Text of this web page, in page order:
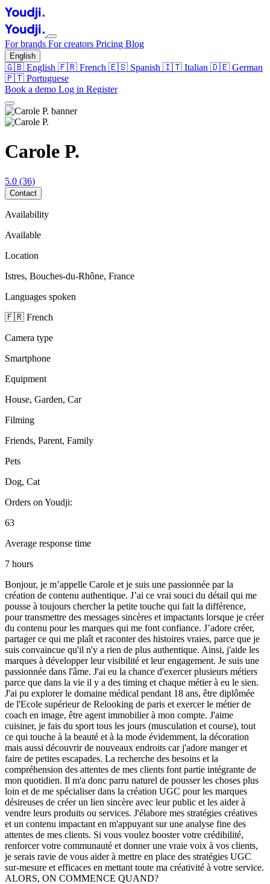
For brands For creators Pricing Blog
English
🇬🇧 English 🇫🇷 French 🇪🇸 Spanish 🇮🇹 Italian 🇩🇪 German
🇵🇹 Portuguese
Book a demo Log in Register
Carole P.
5.0 (36)
Contact
Availability
Available
Location
Istres, Bouches-du-Rhône, France
Languages spoken
🇫🇷 French
Camera type
Smartphone
Equipment
House, Garden, Car
Filming
Friends, Parent, Family
Pets
Dog, Cat
Orders on Youdji:
63
Average response time
7 hours
Bonjour, je m’appelle Carole et je suis une passionnée par la
création de contenu authentique. J’ai ce vrai souci du détail qui me
pousse à toujours chercher la petite touche qui fait la différence,
pour transmettre des messages sincères et impactants lorsque je créer
du contenu pour les marques qui me font confiance. J’adore créer,
partager ce qui me plaît et raconter des histoires vraies, parce que je
suis convaincue qu'il n'y a rien de plus authentique. Ainsi, j'aide les
marques à développer leur visibilité et leur engagement. Je suis une
passionnée dans l'âme. J'ai eu la chance d'exercer plusieurs métiers
parce que dans la vie il y a des timing et chaque métier à eu le sien.
J'ai pu explorer le domaine médical pendant 18 ans, être diplômée
de l'Ecole supérieur de Relooking de paris et exercer le métier de
coach en image, être agent immobilier à mon compte. J'aime
cuisiner, je fais du sport tous les jours (musculation et course), tout
ce qui touche à la beauté et à la mode évidemment, la décoration
mais aussi découvrir de nouveaux endroits car j'adore manger et
faire de petites escapades. La recherche des besoins et la
compréhension des attentes de mes clients font partie intégrante de
mon quotidien. Il m'a donc parru naturel de pousser les choses plus
loin et de me spécialiser dans la création UGC pour les marques
désireuses de créer un lien sincère avec leur public et les aider à
vendre leurs produits ou services. J'élabore mes stratégies créatives
et un contenu impactant en m'appuyant sur une analyse fine des
attentes de mes clients. Si vous voulez booster votre crédibilité,
renforcer votre communauté et donner une vraie voix à vos clients,
je serais ravie de vous aider à mettre en place des stratégies UGC
sur-mesure et efficaces en mettant toute ma créativité à votre service.
ALORS, ON COMMENCE QUAND?